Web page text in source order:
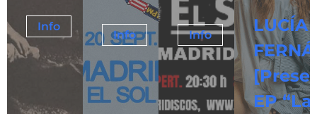
Info Tickets
Info Tickets
Info Tickets
LUCÍA
EP